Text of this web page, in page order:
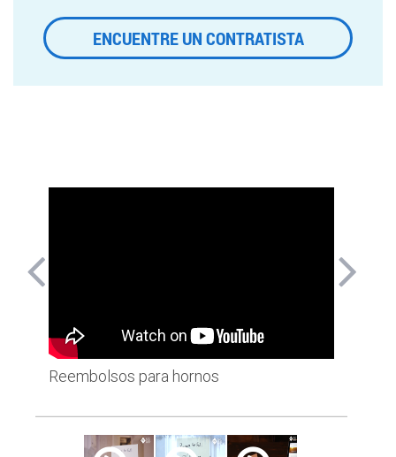
ENCUENTRE UN CONTRATISTA
Reembolsos para hornos